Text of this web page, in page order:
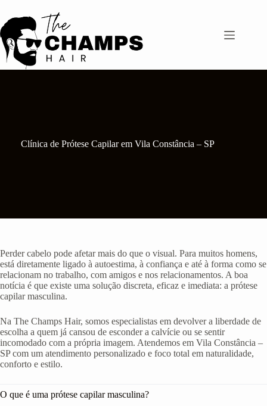
para
o
conteúdo
Clínica de Prótese Capilar em Vila Constância – SP
Perder cabelo pode afetar mais do que o visual. Para muitos homens,
está diretamente ligado à autoestima, à confiança e até à forma como se
relacionam no trabalho, com amigos e nos relacionamentos. A boa
notícia é que existe uma solução discreta, eficaz e imediata: a prótese
capilar masculina.
Na The Champs Hair, somos especialistas em devolver a liberdade de
escolha a quem já cansou de esconder a calvície ou se sentir
incomodado com a própria imagem. Atendemos em Vila Constância –
SP com um atendimento personalizado e foco total em naturalidade,
conforto e estilo.
O que é uma prótese capilar masculina?